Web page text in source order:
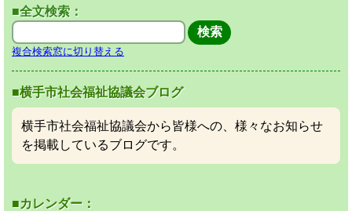
■全文検索：
複合検索窓に切り替える
■横手市社会福祉協議会ブログ
横手市社会福祉協議会から皆様への、様々なお知らせ
を掲載しているブログです。
■カレンダー：